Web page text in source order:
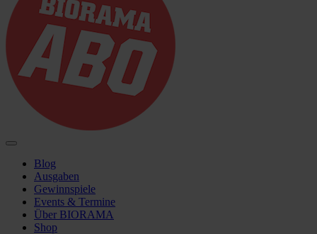
Blog
Ausgaben
Gewinnspiele
Events & Termine
Über BIORAMA
Shop